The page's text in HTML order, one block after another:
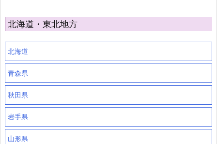
北海道・東北地方
北海道
青森県
秋田県
岩手県
山形県